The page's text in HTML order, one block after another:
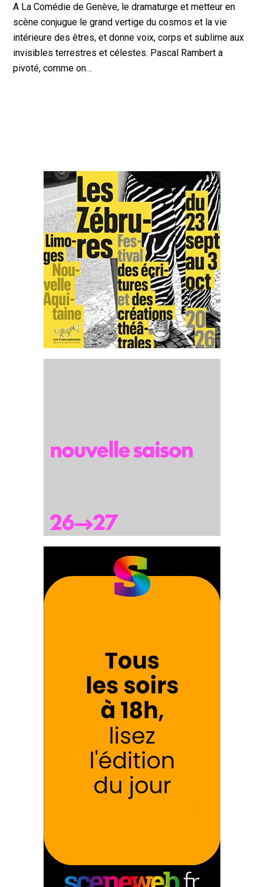
A La Comédie de Genève, le dramaturge et metteur en
scène conjugue le grand vertige du cosmos et la vie
intérieure des êtres, et donne voix, corps et sublime aux
invisibles terrestres et célestes. Pascal Rambert a
pivoté, comme on…